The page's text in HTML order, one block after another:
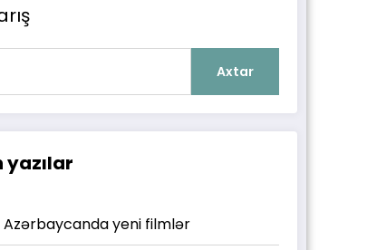
Axtar
yazılar
Azərbaycanda yeni filmlər